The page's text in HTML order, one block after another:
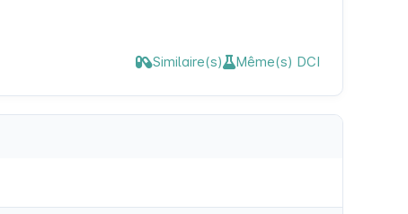
Similaire(s) Même(s) DCI